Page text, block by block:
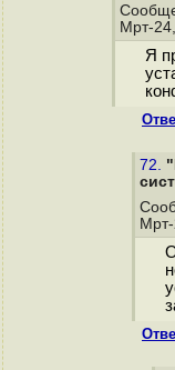
Мрт-
Я
72.